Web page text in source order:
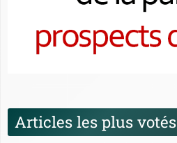
Articles les plus votés